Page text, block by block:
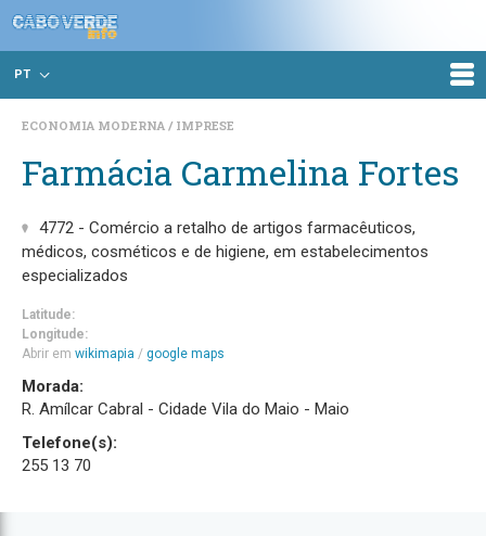
PT
ECONOMIA MODERNA IMPRESE
Farmácia Carmelina Fortes
4772 - Comércio a retalho de artigos farmacêuticos,
médicos, cosméticos e de higiene, em estabelecimentos
especializados
Latitude:
Longitude:
Abrir em wikimapia / google maps
Morada:
R. Amílcar Cabral - Cidade Vila do Maio - Maio
Telefone(s):
255 13 70